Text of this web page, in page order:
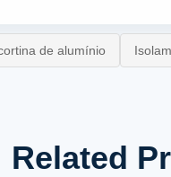
de alumínio
Related